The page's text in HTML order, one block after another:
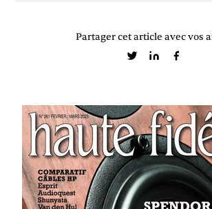
Partager cet article avec vos